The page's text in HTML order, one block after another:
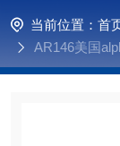
当前位置： 首
AR146美国